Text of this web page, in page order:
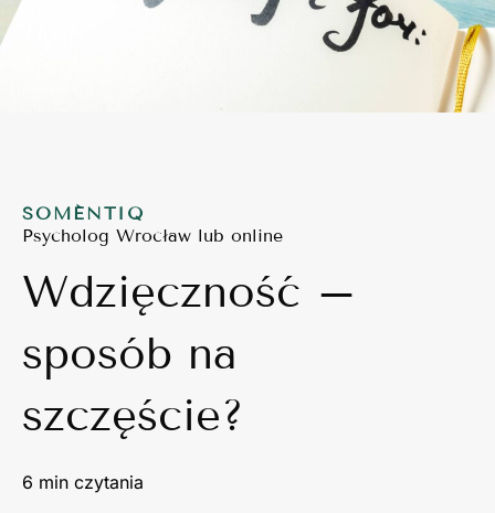
SOMÉNTIQ
Psycholog Wrocław lub online
Wdzięczność –
sposób na
szczęście?